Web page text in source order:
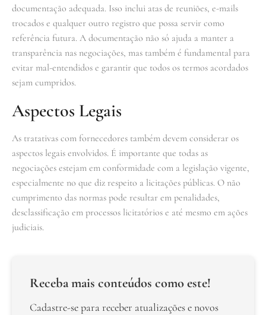
documentação adequada. Isso inclui atas de reuniões, e-mails
trocados e qualquer outro registro que possa servir como
referência futura. A documentação não só ajuda a manter a
transparência nas negociações, mas também é fundamental para
evitar mal-entendidos e garantir que todos os termos acordados
sejam cumpridos.
Aspectos Legais
As tratativas com fornecedores também devem considerar os
aspectos legais envolvidos. É importante que todas as
negociações estejam em conformidade com a legislação vigente,
especialmente no que diz respeito a licitações públicas. O não
cumprimento das normas pode resultar em penalidades,
desclassificação em processos licitatórios e até mesmo em ações
judiciais.
Receba mais conteúdos como este!
Cadastre-se para receber atualizações e novos